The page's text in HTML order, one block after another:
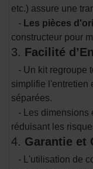
etc.) assure une
- Les pièces
constructeur pour
3. Facilité
- Un kit regroupe
simplifie l'entretien
séparées.
- Les dimensions
réduisant les
4. Garantie et
- L'utilisation de